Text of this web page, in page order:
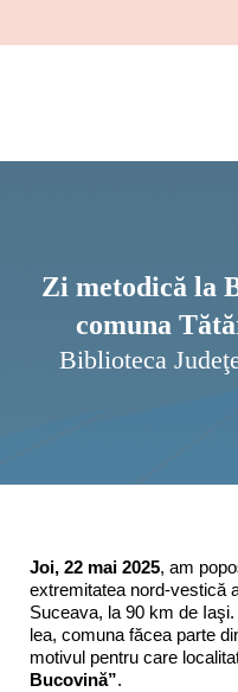
Zi metodică la
comuna
Biblioteca
Joi, 22 mai 2025, am
extremitatea nord-vestică
Suceava, la 90 km de
lea, comuna făcea parte
motivul pentru care
Bucovină”.